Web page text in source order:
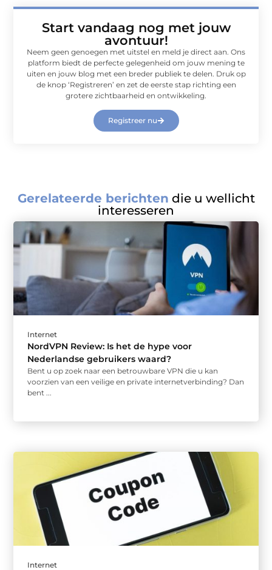
Start vandaag nog met jouw
avontuur!
Neem geen genoegen met uitstel en meld je direct aan. Ons
platform biedt de perfecte gelegenheid om jouw mening te
uiten en jouw blog met een breder publiek te delen. Druk op
de knop ‘Registreren’ en zet de eerste stap richting een
grotere zichtbaarheid en ontwikkeling.
Registreer nu
Gerelateerde berichten die u wellicht
interesseren
Internet
NordVPN Review: Is het de hype voor
Nederlandse gebruikers waard?
Bent u op zoek naar een betrouwbare VPN die u kan
voorzien van een veilige en private internetverbinding? Dan
bent ...
Internet